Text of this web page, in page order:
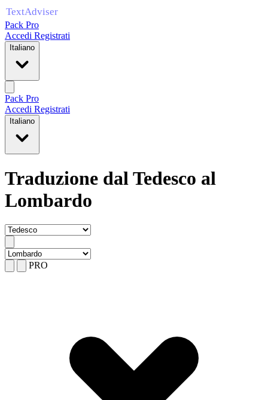
Pack Pro
Accedi Registrati
Italiano
Pack Pro
Accedi Registrati
Italiano
Traduzione dal Tedesco al
Lombardo
PRO